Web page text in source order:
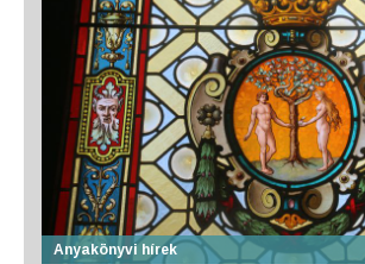
Anyakönyvi hírek